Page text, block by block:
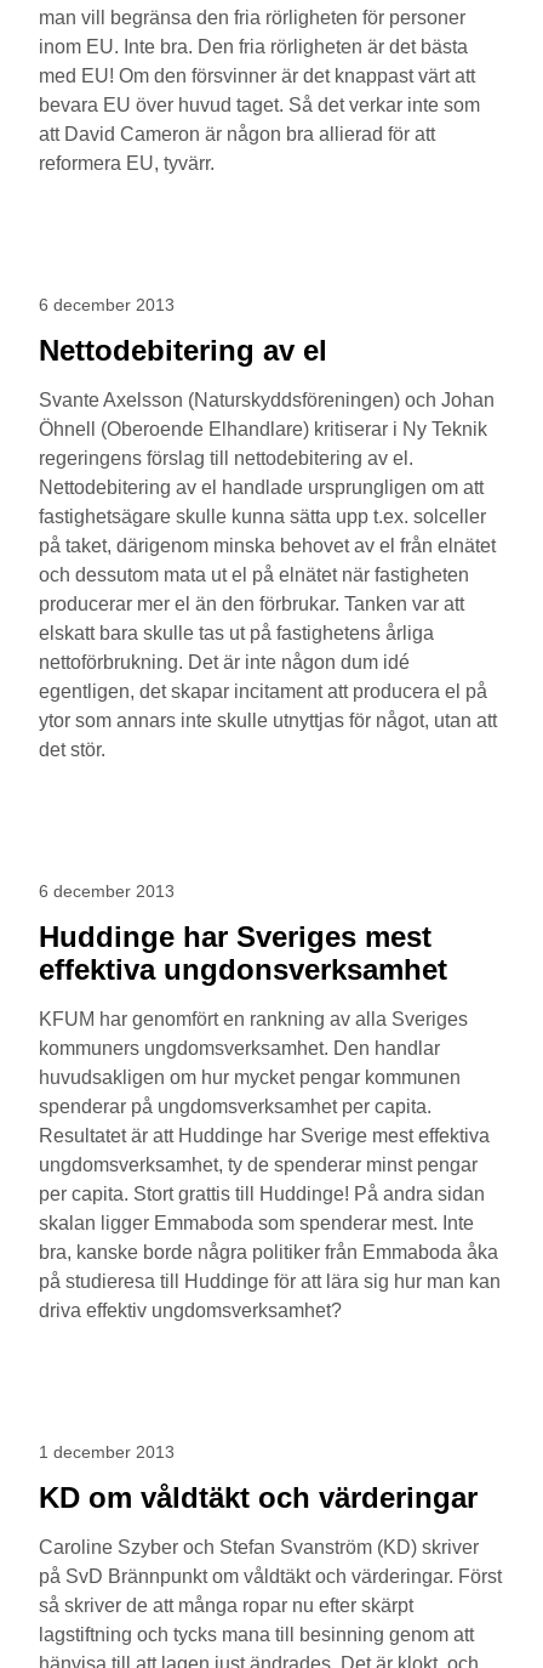
man vill begränsa den fria rörligheten för personer
inom EU. Inte bra. Den fria rörligheten är det bästa
med EU! Om den försvinner är det knappast värt att
bevara EU över huvud taget. Så det verkar inte som
att David Cameron är någon bra allierad för att
reformera EU, tyvärr.
6 december 2013
Nettodebitering av el
Svante Axelsson (Naturskyddsföreningen) och Johan
Öhnell (Oberoende Elhandlare) kritiserar i Ny Teknik
regeringens förslag till nettodebitering av el.
Nettodebitering av el handlade ursprungligen om att
fastighetsägare skulle kunna sätta upp t.ex. solceller
på taket, därigenom minska behovet av el från elnätet
och dessutom mata ut el på elnätet när fastigheten
producerar mer el än den förbrukar. Tanken var att
elskatt bara skulle tas ut på fastighetens årliga
nettoförbrukning. Det är inte någon dum idé
egentligen, det skapar incitament att producera el på
ytor som annars inte skulle utnyttjas för något, utan att
det stör.
6 december 2013
Huddinge har Sveriges mest
effektiva ungdonsverksamhet
KFUM har genomfört en rankning av alla Sveriges
kommuners ungdomsverksamhet. Den handlar
huvudsakligen om hur mycket pengar kommunen
spenderar på ungdomsverksamhet per capita.
Resultatet är att Huddinge har Sverige mest effektiva
ungdomsverksamhet, ty de spenderar minst pengar
per capita. Stort grattis till Huddinge! På andra sidan
skalan ligger Emmaboda som spenderar mest. Inte
bra, kanske borde några politiker från Emmaboda åka
på studieresa till Huddinge för att lära sig hur man kan
driva effektiv ungdomsverksamhet?
1 december 2013
KD om våldtäkt och värderingar
Caroline Szyber och Stefan Svanström (KD) skriver
på SvD Brännpunkt om våldtäkt och värderingar. Först
så skriver de att många ropar nu efter skärpt
lagstiftning och tycks mana till besinning genom att